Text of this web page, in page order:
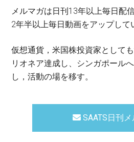
メルマガは日刊13年以上毎日配
2年半以上毎日動画をアップして
仮想通貨，米国株投資家として
リオネア達成し、シンガポール
し，活動の場を移す。
SAATS日刊